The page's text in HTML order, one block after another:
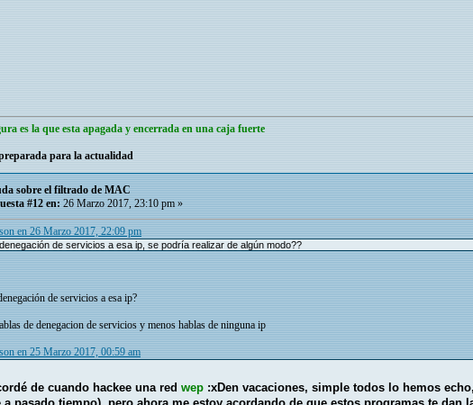
es la que esta apagada y encerrada en una caja fuerte
para la actualidad
sobre el filtrado de MAC
#12 en:26 Marzo 2017, 23:10 pm »
en 26 Marzo 2017, 22:09 pm
de servicios a esa ip, se podría realizar de algún modo??
de servicios a esa ip?
de denegacion de servicios y menos hablas de ninguna ip
en 25 Marzo 2017, 00:59 am
de cuando hackee una red wep :xDen vacaciones, simple todos lo hemos